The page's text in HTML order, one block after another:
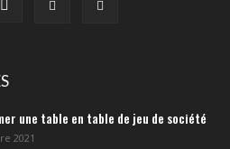
une table en table de jeu de société
2021